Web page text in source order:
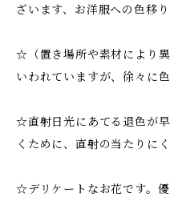
ざいます、お洋服への色移
☆（置き場所や素材により
いわれていますが、徐々に
☆直射日光にあてる退色が
くために、直射の当たりに
☆デリケートなお花です。優